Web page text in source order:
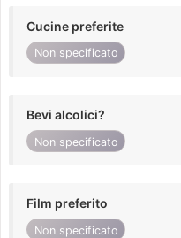
Cucine preferite
Non specificato
Bevi alcolici?
Non specificato
Film preferito
Non specificato